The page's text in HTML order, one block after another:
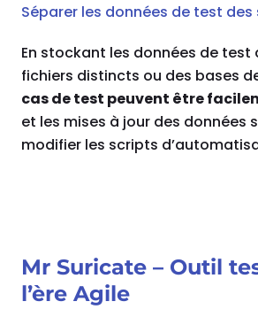
Séparer les données de test
En stockant les données de test
fichiers distincts ou des bases
cas de test peuvent être
et les mises à jour des données
modifier les scripts
Mr Suricate – Outil
l’ère Agile